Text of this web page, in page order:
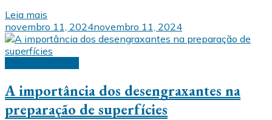
Leia mais
novembro 11, 2024novembro 11, 2024
A importância dos desengraxantes na
preparação de superfícies